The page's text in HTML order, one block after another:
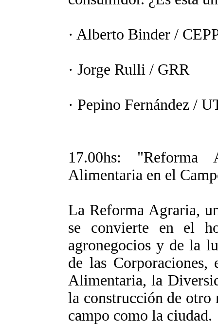
· Alberto Binder /
· Jorge Rulli / GRR
· Pepino Fernández /
17.00hs: "Reforma
Alimentaria en el
La Reforma Agraria,
se convierte en el
agronegocios y de la
de las Corporaciones,
Alimentaria, la
la construcción de otro
campo como la ciudad.